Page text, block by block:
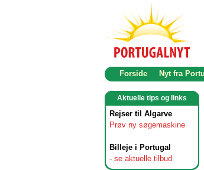
Forside Nyt fra
Aktuelle tips og links
Rejser til Algarve
Prøv ny søgemaskine
Billeje i Portugal
- se aktuelle tilbud